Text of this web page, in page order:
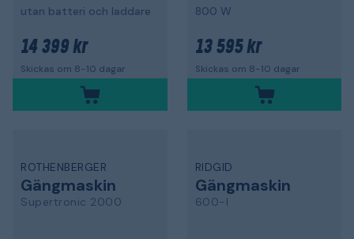
utan batteri och laddare
14 399 kr
Skickas om 8-10 dagar
800 W
13 595 kr
Skickas om 8-10 dagar
ROTHENBERGER
Gängmaskin
Supertronic 2000
RIDGID
Gängmaskin
600-I